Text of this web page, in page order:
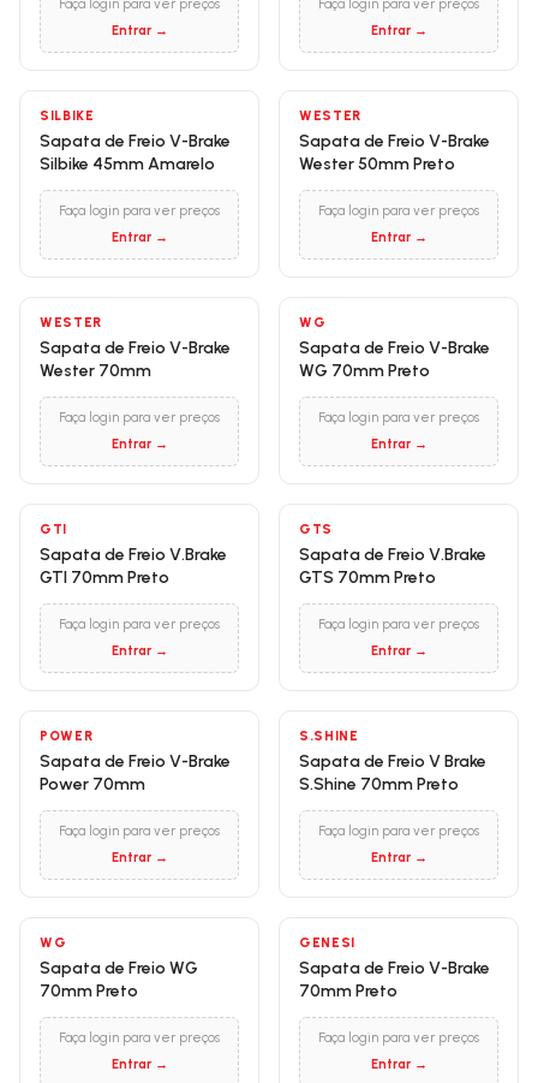
Faça login para ver preços
Entrar →
Faça login para ver preços
Entrar →
SILBIKE
Sapata de Freio V-Brake
Silbike 45mm Amarelo
Faça login para ver preços
Entrar →
WESTER
Sapata de Freio V-Brake
Wester 50mm Preto
Faça login para ver preços
Entrar →
WESTER
Sapata de Freio V-Brake
Wester 70mm
Faça login para ver preços
Entrar →
WG
Sapata de Freio V-Brake
WG 70mm Preto
Faça login para ver preços
Entrar →
GTI
Sapata de Freio V.Brake
GTI 70mm Preto
Faça login para ver preços
Entrar →
GTS
Sapata de Freio V.Brake
GTS 70mm Preto
Faça login para ver preços
Entrar →
POWER
Sapata de Freio V-Brake
Power 70mm
Faça login para ver preços
Entrar →
S.SHINE
Sapata de Freio V Brake
S.Shine 70mm Preto
Faça login para ver preços
Entrar →
WG
Sapata de Freio WG
70mm Preto
Faça login para ver preços
Entrar →
GENESI
Sapata de Freio V-Brake
70mm Preto
Faça login para ver preços
Entrar →